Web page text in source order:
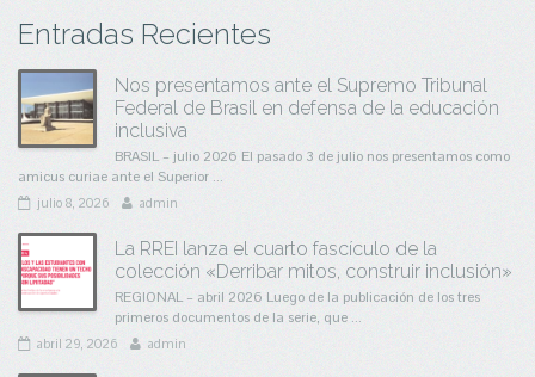
Entradas Recientes
Nos presentamos ante el Supremo Tribunal
Federal de Brasil en defensa de la educación
inclusiva
BRASIL – julio 2026 El pasado 3 de julio nos presentamos como
amicus curiae ante el Superior ...
julio 8, 2026 admin
La RREI lanza el cuarto fascículo de la
colección «Derribar mitos, construir inclusión»
REGIONAL – abril 2026 Luego de la publicación de los tres
primeros documentos de la serie, que ...
abril 29, 2026 admin